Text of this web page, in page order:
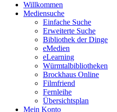
Willkommen
Mediensuche
Einfache Suche
Erweiterte Suche
Bibliothek der Dinge
eMedien
eLearning
Würmtalbibliotheken
Brockhaus Online
Filmfriend
Fernleihe
Übersichtsplan
Mein Konto